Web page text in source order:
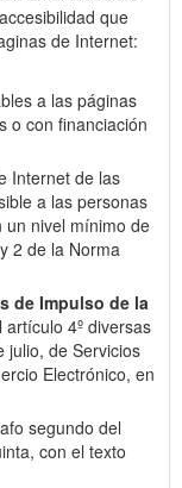
que
de Internet:
a las páginas
o con financiación
Internet de las
a las personas
un nivel mínimo de
2 de la Norma
de Impulso de la
artículo 4º diversas
julio, de Servicios
Electrónico, en
segundo del
con el texto